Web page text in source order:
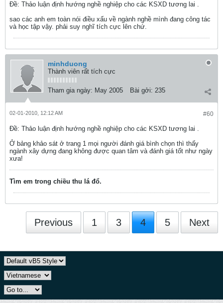
Ðề: Thảo luận định hướng nghề nghiệp cho các KSXD tương lai .
sao các anh em toàn nói điều xấu về ngành nghề mình đang công tác
và học tập vậy. phải suy nghĩ tích cực lên chứ.
minhduong
Thành viên rất tích cực
Tham gia ngày: May 2005 Bài gởi: 235
#60
02-01-2010, 12:12 AM
Ðề: Thảo luận định hướng nghề nghiệp cho các KSXD tương lai .
Ở bảng khảo sát ở trang 1 mọi người đánh giá bình chọn thì thấy
ngành xây dựng đang không được quan tâm và đánh giá tốt như ngày
xưa!
Tìm em trong chiều thu lá đổ.
Previous 1 3 4 5 Next